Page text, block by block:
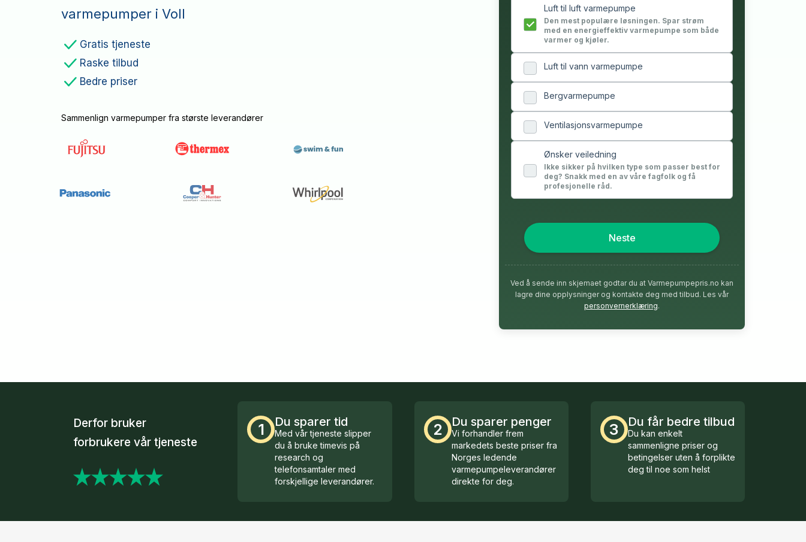
varmepumper i Voll
Gratis tjeneste
Raske tilbud
Bedre priser
Sammenlign varmepumper fra største leverandører
Luft til luft varmepumpe
Den mest populære løsningen. Spar strøm
med en energieffektiv varmepumpe som både
varmer og kjøler.
Luft til vann varmepumpe
Bergvarmepumpe
Ventilasjonsvarmepumpe
Ønsker veiledning
Ikke sikker på hvilken type som passer best for
deg? Snakk med en av våre fagfolk og få
profesjonelle råd.
Neste
Ved å sende inn skjemaet godtar du at Varmepumpepris.no kan
lagre dine opplysninger og kontakte deg med tilbud. Les vår
personvernerklæring.
Derfor bruker
forbrukere vår tjeneste
1 Du sparer tid
Med vår tjeneste slipper
du å bruke timevis på
research og
telefonsamtaler med
forskjellige leverandører.
2 Du sparer penger
Vi forhandler frem
markedets beste priser fra
Norges ledende
varmepumpeleverandører
direkte for deg.
3 Du får bedre tilbud
Du kan enkelt
sammenligne priser og
betingelser uten å forplikte
deg til noe som helst